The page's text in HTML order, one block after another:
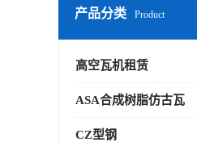
产品分类 Product
高空瓦机租赁
ASA合成树脂仿古瓦
CZ型钢